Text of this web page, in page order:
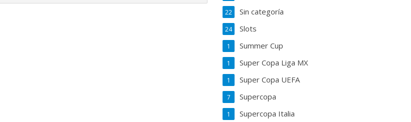
Sin categoría
22
Slots
24
Summer Cup
1
Super Copa Liga MX
1
Super Copa UEFA
1
Supercopa
7
Supercopa Italia
1